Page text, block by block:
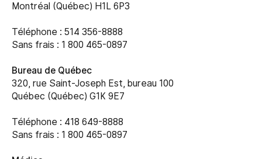
Montréal (Québec) H1L 6P3
Téléphone : 514 356-8888
Sans frais : 1 800 465-0897
Bureau de Québec
320, rue Saint-Joseph Est, bureau 100
Québec (Québec) G1K 9E7
Téléphone : 418 649-8888
Sans frais : 1 800 465-0897